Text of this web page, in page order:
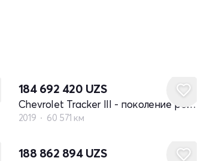
184 692 420 UZS
Chevrolet Tracker III - поколение рестайлинг
2019 60 571 км
188 862 894 UZS